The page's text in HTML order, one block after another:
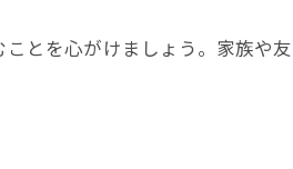
とを心がけましょう。家族や